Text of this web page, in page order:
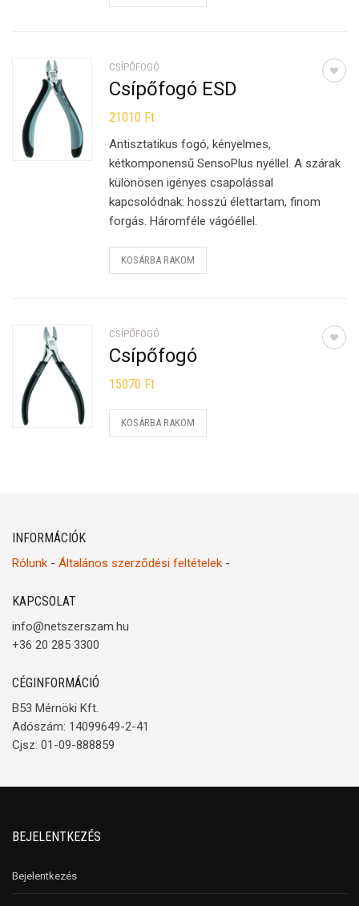
CSÍPŐFOGÓ
Csípőfogó ESD
21010 Ft
Antisztatikus fogó, kényelmes,
kétkomponensű SensoPlus nyéllel. A szárak
különösen igényes csapolással
kapcsolódnak: hosszú élettartam, finom
forgás. Háromféle vágóéllel.
KOSÁRBA RAKOM
CSÍPŐFOGÓ
Csípőfogó
15070 Ft
KOSÁRBA RAKOM
INFORMÁCIÓK
Rólunk - Általános szerződési feltételek -
KAPCSOLAT
info@netszerszam.hu
+36 20 285 3300
CÉGINFORMÁCIÓ
B53 Mérnöki Kft.
Adószám: 14099649-2-41
Cjsz: 01-09-888859
BEJELENTKEZÉS
Bejelentkezés